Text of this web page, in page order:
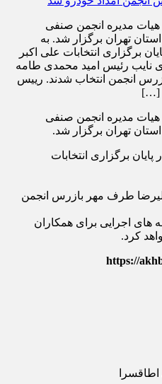
هیات مدیره انجمن صنفی
تهران برگزار شد. به
برگزاری انتخابات علی اکبر
نایب رئیس امید محمدی طامه
انجمن انتخاب شدند. رییس
[…]
هیات مدیره انجمن صنفی
تهران برگزار شد.
برگزاری انتخابات
طرف مهر بازرس انجمن
های اجرایی برای همکاران
کرد.
https://